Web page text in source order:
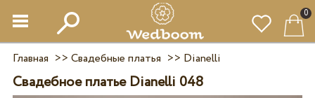
0
Главная >> Свадебные платья >> Dianelli
Свадебное платье Dianelli 048